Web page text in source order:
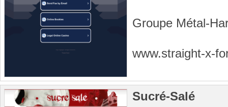
Groupe Métal-
www.straight-x-
Sucré-Salé